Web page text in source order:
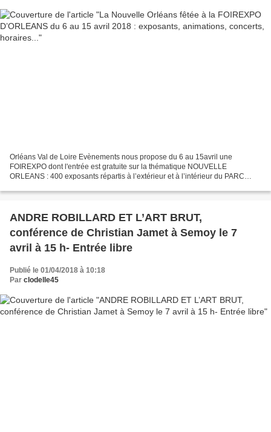
Orléans Val de Loire Evènements nous propose du 6 au 15avril une
FOIREXPO dont l'entrée est gratuite sur la thématique NOUVELLE
ORLEANS : 400 exposants répartis à l’extérieur et à l’intérieur du PARC
ANDRE ROBILLARD ET L’ART BRUT,
conférence de Christian Jamet à Semoy le 7
avril à 15 h- Entrée libre
Publié le 01/04/2018 à 10:18
Par clodelle45